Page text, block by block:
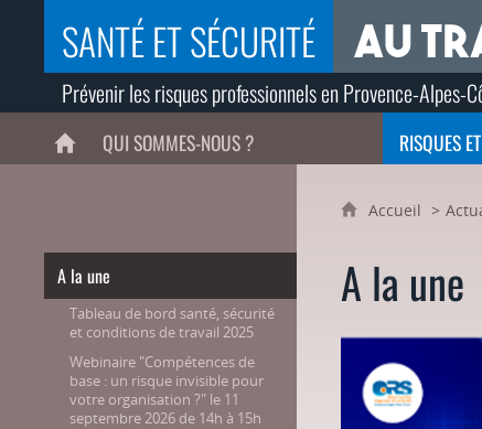
SANTÉ ET SÉCURITÉ
Prévenir les risques professionnels en Provence-Alpes-
ACCUEIL
QUI SOMMES-NOUS ? RISQUES
A la une
Tableau de bord santé, sécurité
et conditions de travail 2025
Webinaire "Compétences de
base : un risque invisible pour
votre organisation ?" le 11
septembre 2026 de 14h à 15h
Accueil
A la une